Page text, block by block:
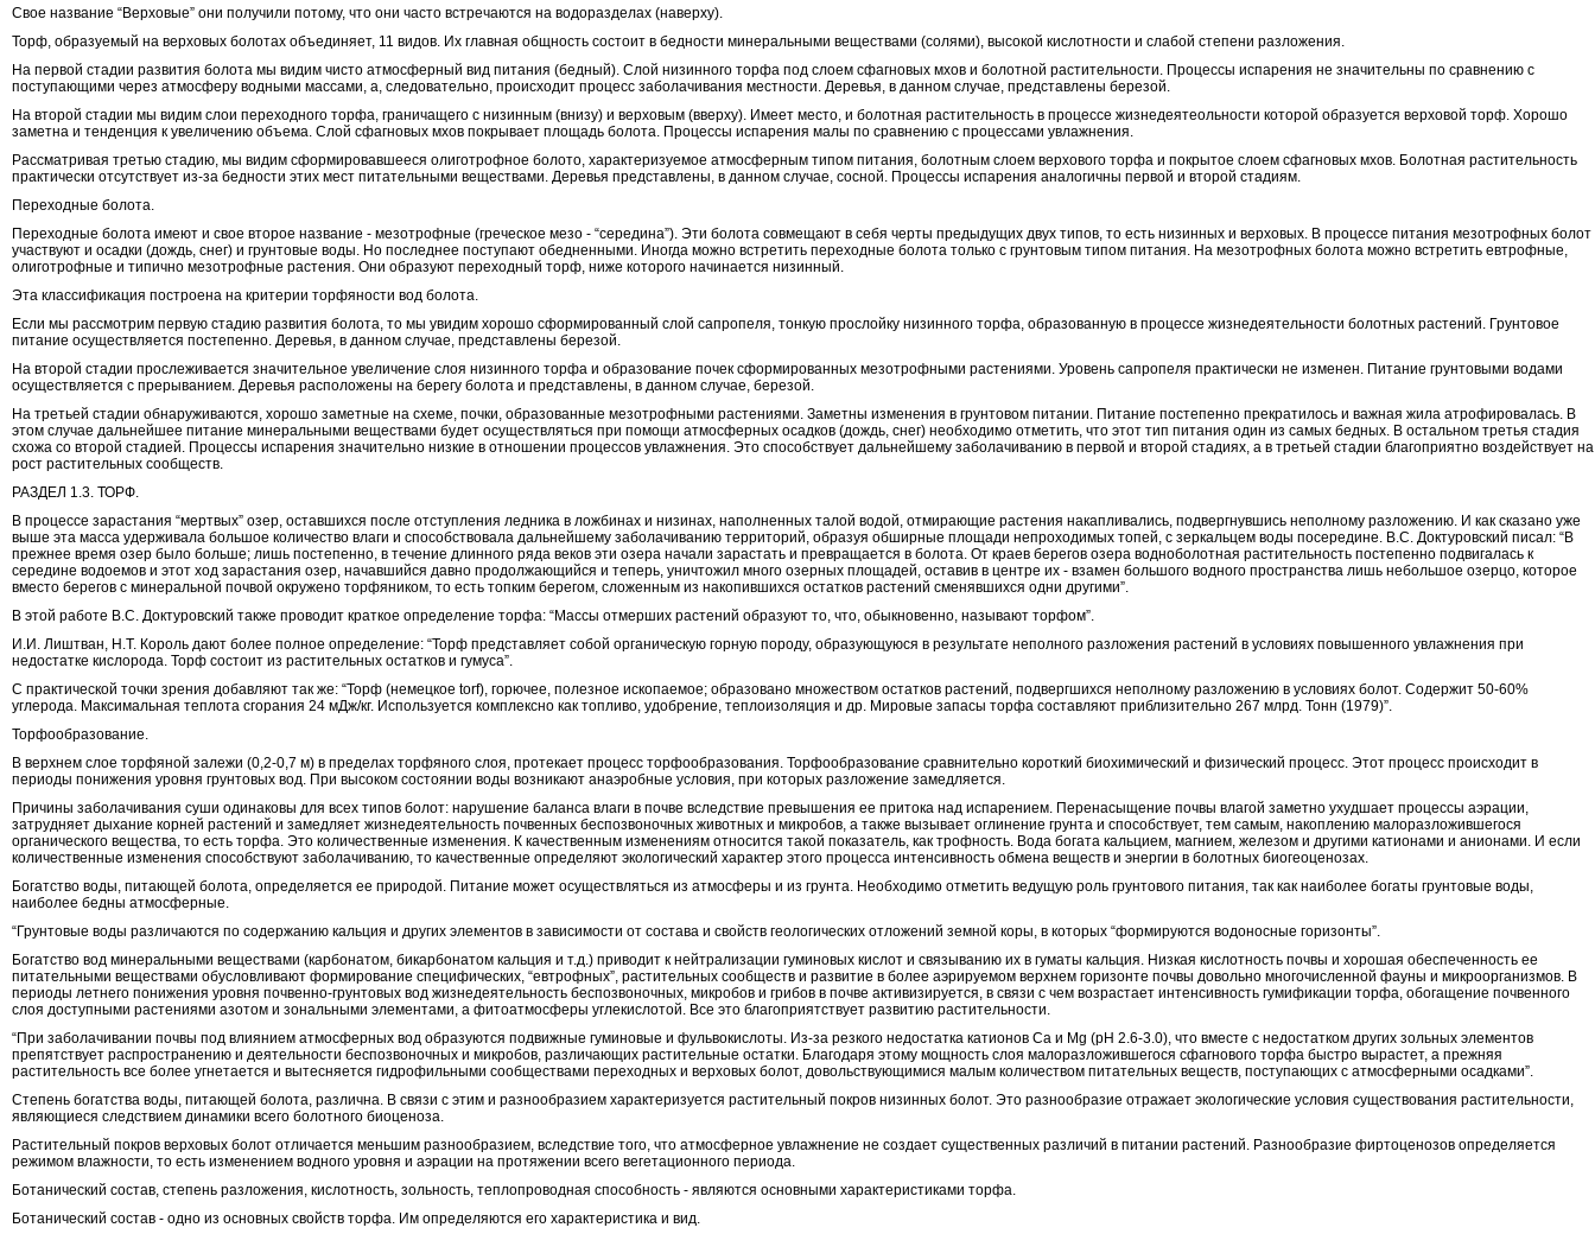
Свое название “Верховые” они получили потому, что они часто встречаются на водоразделах (наверху).
Торф, образуемый на верховых болотах объединяет, 11 видов. Их главная общность состоит в бедности минеральными веществами (солями), высокой кислотности и слабой степени разложения.
На первой стадии развития болота мы видим чисто атмосферный вид питания (бедный). Слой низинного торфа под слоем сфагновых мхов и болотной растительности. Процессы испарения не значительны по сравнению с
поступающими через атмосферу водными массами, а, следовательно, происходит процесс заболачивания местности. Деревья, в данном случае, представлены березой.
На второй стадии мы видим слои переходного торфа, граничащего с низинным (внизу) и верховым (вверху). Имеет место, и болотная растительность в процессе жизнедеятеольности которой образуется верховой торф. Хорошо
заметна и тенденция к увеличению объема. Слой сфагновых мхов покрывает площадь болота. Процессы испарения малы по сравнению с процессами увлажнения.
Рассматривая третью стадию, мы видим сформировавшееся олиготрофное болото, характеризуемое атмосферным типом питания, болотным слоем верхового торфа и покрытое слоем сфагновых мхов. Болотная растительность
практически отсутствует из-за бедности этих мест питательными веществами. Деревья представлены, в данном случае, сосной. Процессы испарения аналогичны первой и второй стадиям.
Переходные болота.
Переходные болота имеют и свое второе название - мезотрофные (греческое мезо - “середина”). Эти болота совмещают в себя черты предыдущих двух типов, то есть низинных и верховых. В процессе питания мезотрофных болот
участвуют и осадки (дождь, снег) и грунтовые воды. Но последнее поступают обедненными. Иногда можно встретить переходные болота только с грунтовым типом питания. На мезотрофных болота можно встретить евтрофные,
олиготрофные и типично мезотрофные растения. Они образуют переходный торф, ниже которого начинается низинный.
Эта классификация построена на критерии торфяности вод болота.
Если мы рассмотрим первую стадию развития болота, то мы увидим хорошо сформированный слой сапропеля, тонкую прослойку низинного торфа, образованную в процессе жизнедеятельности болотных растений. Грунтовое
питание осуществляется постепенно. Деревья, в данном случае, представлены березой.
На второй стадии прослеживается значительное увеличение слоя низинного торфа и образование почек сформированных мезотрофными растениями. Уровень сапропеля практически не изменен. Питание грунтовыми водами
осуществляется с прерыванием. Деревья расположены на берегу болота и представлены, в данном случае, березой.
На третьей стадии обнаруживаются, хорошо заметные на схеме, почки, образованные мезотрофными растениями. Заметны изменения в грунтовом питании. Питание постепенно прекратилось и важная жила атрофировалась. В
этом случае дальнейшее питание минеральными веществами будет осуществляться при помощи атмосферных осадков (дождь, снег) необходимо отметить, что этот тип питания один из самых бедных. В остальном третья стадия
схожа со второй стадией. Процессы испарения значительно низкие в отношении процессов увлажнения. Это способствует дальнейшему заболачиванию в первой и второй стадиях, а в третьей стадии благоприятно воздействует на
рост растительных сообществ.
РАЗДЕЛ 1.3. ТОРФ.
В процессе зарастания “мертвых” озер, оставшихся после отступления ледника в ложбинах и низинах, наполненных талой водой, отмирающие растения накапливались, подвергнувшись неполному разложению. И как сказано уже
выше эта масса удерживала большое количество влаги и способствовала дальнейшему заболачиванию территорий, образуя обширные площади непроходимых топей, с зеркальцем воды посередине. В.С. Доктуровский писал: “В
прежнее время озер было больше; лишь постепенно, в течение длинного ряда веков эти озера начали зарастать и превращается в болота. От краев берегов озера водноболотная растительность постепенно подвигалась к
середине водоемов и этот ход зарастания озер, начавшийся давно продолжающийся и теперь, уничтожил много озерных площадей, оставив в центре их - взамен большого водного пространства лишь небольшое озерцо, которое
вместо берегов с минеральной почвой окружено торфяником, то есть топким берегом, сложенным из накопившихся остатков растений сменявшихся одни другими”.
В этой работе В.С. Доктуровский также проводит краткое определение торфа: “Массы отмерших растений образуют то, что, обыкновенно, называют торфом”.
И.И. Лиштван, Н.Т. Король дают более полное определение: “Торф представляет собой органическую горную породу, образующуюся в результате неполного разложения растений в условиях повышенного увлажнения при
недостатке кислорода. Торф состоит из растительных остатков и гумуса”.
С практической точки зрения добавляют так же: “Торф (немецкое torf), горючее, полезное ископаемое; образовано множеством остатков растений, подвергшихся неполному разложению в условиях болот. Содержит 50-60%
углерода. Максимальная теплота сгорания 24 мДж/кг. Используется комплексно как топливо, удобрение, теплоизоляция и др. Мировые запасы торфа составляют приблизительно 267 млрд. Тонн (1979)”.
Торфообразование.
В верхнем слое торфяной залежи (0,2-0,7 м) в пределах торфяного слоя, протекает процесс торфообразования. Торфообразование сравнительно короткий биохимический и физический процесс. Этот процесс происходит в
периоды понижения уровня грунтовых вод. При высоком состоянии воды возникают анаэробные условия, при которых разложение замедляется.
Причины заболачивания суши одинаковы для всех типов болот: нарушение баланса влаги в почве вследствие превышения ее притока над испарением. Перенасыщение почвы влагой заметно ухудшает процессы аэрации,
затрудняет дыхание корней растений и замедляет жизнедеятельность почвенных беспозвоночных животных и микробов, а также вызывает оглинение грунта и способствует, тем самым, накоплению малоразложившегося
органического вещества, то есть торфа. Это количественные изменения. К качественным изменениям относится такой показатель, как трофность. Вода богата кальцием, магнием, железом и другими катионами и анионами. И если
количественные изменения способствуют заболачиванию, то качественные определяют экологический характер этого процесса интенсивность обмена веществ и энергии в болотных биогеоценозах.
Богатство воды, питающей болота, определяется ее природой. Питание может осуществляться из атмосферы и из грунта. Необходимо отметить ведущую роль грунтового питания, так как наиболее богаты грунтовые воды,
наиболее бедны атмосферные.
“Грунтовые воды различаются по содержанию кальция и других элементов в зависимости от состава и свойств геологических отложений земной коры, в которых “формируются водоносные горизонты”.
Богатство вод минеральными веществами (карбонатом, бикарбонатом кальция и т.д.) приводит к нейтрализации гуминовых кислот и связыванию их в гуматы кальция. Низкая кислотность почвы и хорошая обеспеченность ее
питательными веществами обусловливают формирование специфических, “евтрофных”, растительных сообществ и развитие в более аэрируемом верхнем горизонте почвы довольно многочисленной фауны и микроорганизмов. В
периоды летнего понижения уровня почвенно-грунтовых вод жизнедеятельность беспозвоночных, микробов и грибов в почве активизируется, в связи с чем возрастает интенсивность гумификации торфа, обогащение почвенного
слоя доступными растениями азотом и зональными элементами, а фитоатмосферы углекислотой. Все это благоприятствует развитию растительности.
“При заболачивании почвы под влиянием атмосферных вод образуются подвижные гуминовые и фульвокислоты. Из-за резкого недостатка катионов Са и Мg (pH 2.6-3.0), что вместе с недостатком других зольных элементов
препятствует распространению и деятельности беспозвоночных и микробов, различающих растительные остатки. Благодаря этому мощность слоя малоразложившегося сфагнового торфа быстро вырастет, а прежняя
растительность все более угнетается и вытесняется гидрофильными сообществами переходных и верховых болот, довольствующимися малым количеством питательных веществ, поступающих с атмосферными осадками”.
Степень богатства воды, питающей болота, различна. В связи с этим и разнообразием характеризуется растительный покров низинных болот. Это разнообразие отражает экологические условия существования растительности,
являющиеся следствием динамики всего болотного биоценоза.
Растительный покров верховых болот отличается меньшим разнообразием, вследствие того, что атмосферное увлажнение не создает существенных различий в питании растений. Разнообразие фиртоценозов определяется
режимом влажности, то есть изменением водного уровня и аэрации на протяжении всего вегетационного периода.
Ботанический состав, степень разложения, кислотность, зольность, теплопроводная способность - являются основными характеристиками торфа.
Ботанический состав - одно из основных свойств торфа. Им определяются его характеристика и вид.